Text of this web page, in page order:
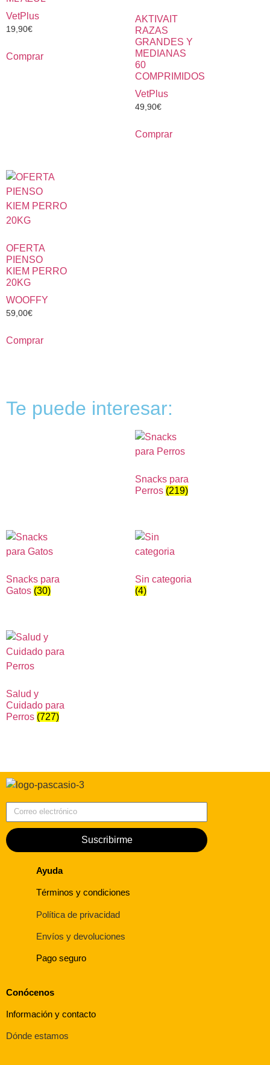
VetPlus
19,90€
Comprar
AKTIVAIT
RAZAS
GRANDES Y
MEDIANAS
60
COMPRIMIDOS
VetPlus
49,90€
Comprar
OFERTA
PIENSO
KIEM PERRO
20KG
WOOFFY
59,00€
Comprar
Te puede interesar:
Snacks para
Perros (219)
Snacks para
Gatos (30)
Sin categoria
(4)
Salud y
Cuidado para
Perros (727)
Suscribirme
Ayuda
Términos y condiciones
Política de privacidad
Envíos y devoluciones
Pago seguro
Conócenos
Información y contacto
Dónde estamos